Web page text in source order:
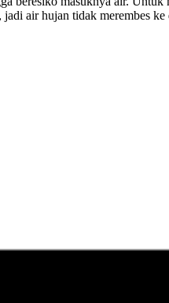
air hujan tidak merembes ke